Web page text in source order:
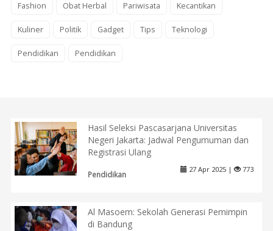
Fashion Obat Herbal Pariwisata Kecantikan
Kuliner Politik Gadget Tips Teknologi
Pendidikan Pendidikan
Hasil Seleksi Pascasarjana Universitas
Negeri Jakarta: Jadwal Pengumuman dan
Registrasi Ulang
Pendidikan
27 Apr 2025 | 773
Al Masoem: Sekolah Generasi Pemimpin
di Bandung